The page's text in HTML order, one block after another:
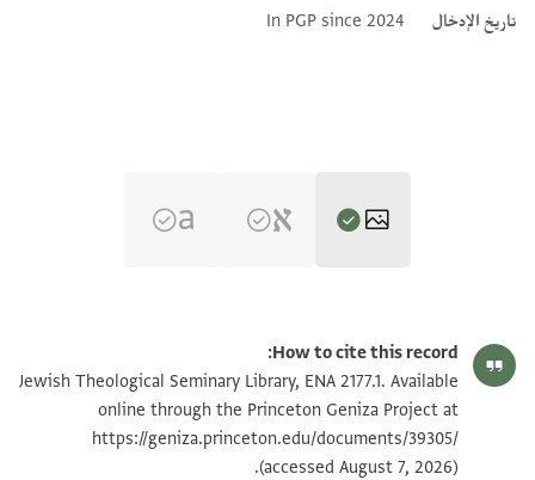
تاريخ الإدخال
In PGP since 2024
ENA 2177.1 recto تكبير و تدوير
بيان أذونات الصورة
How to cite this record:
Jewish Theological Seminary Library, ENA 2177.1. Available
online through the Princeton Geniza Project at
https://geniza.princeton.edu/documents/39305/
(accessed August 7, 2026).